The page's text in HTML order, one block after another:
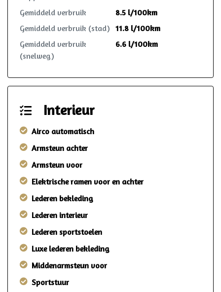
Gemiddeld verbruik
8.5 l/100km
Gemiddeld verbruik (stad) 11.8 l/100km
Gemiddeld verbruik
(snelweg)
6.6 l/100km
Interieur
Airco automatisch
Armsteun achter
Armsteun voor
Elektrische ramen voor en achter
Lederen bekleding
Lederen interieur
Lederen sportstoelen
Luxe lederen bekleding
Middenarmsteun voor
Sportstuur